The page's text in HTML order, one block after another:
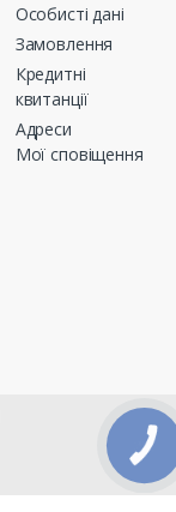
Особисті дані
Замовлення
Кредитні
квитанції
Адреси
Мої сповіщення
КНОПКА
ЗВ'ЯЗКУ